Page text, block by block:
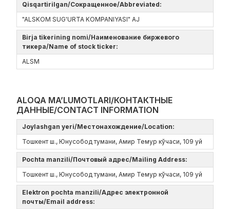
Qisqartirilgan/Сокращенное/Abbreviated:
"ALSKOM SUG'URTA KOMPANIYASI" AJ
Birja tikerining nomi/Наименование биржевого
тикера/Name of stock ticker:
ALSM
ALOQA MA’LUMOTLARI/КОНТАКТНЫЕ
ДАННЫЕ/CONTACT INFORMATION
Joylashgan yeri/Местонахождение/Location:
Тошкент ш., Юнусобод тумани, Амир Темур кўчаси, 109 уй
Pochta manzili/Почтовый адрес/Mailing Address:
Тошкент ш., Юнусобод тумани, Амир Темур кўчаси, 109 уй
Elektron pochta manzili/Адрес электронной
почты/Email address: